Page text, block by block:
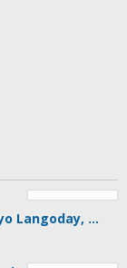
Langoday, …